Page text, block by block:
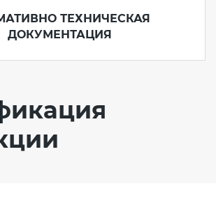
ТЕХНИЧЕСКАЯ
ДОКУМЕНТАЦИЯ